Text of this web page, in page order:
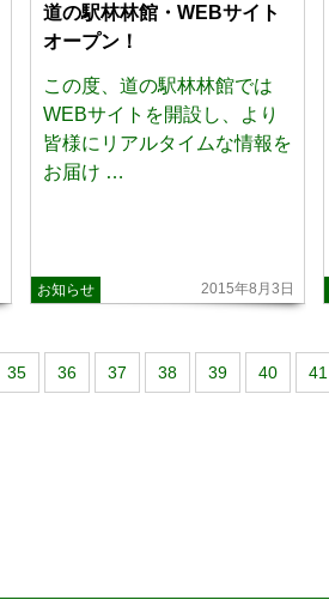
道の駅林林館・WEBサイト
オープン！
この度、道の駅林林館では
WEBサイトを開設し、より
皆様にリアルタイムな情報を
お届け …
2015年8月3日
お知らせ
35 36 37 38 39 40 41